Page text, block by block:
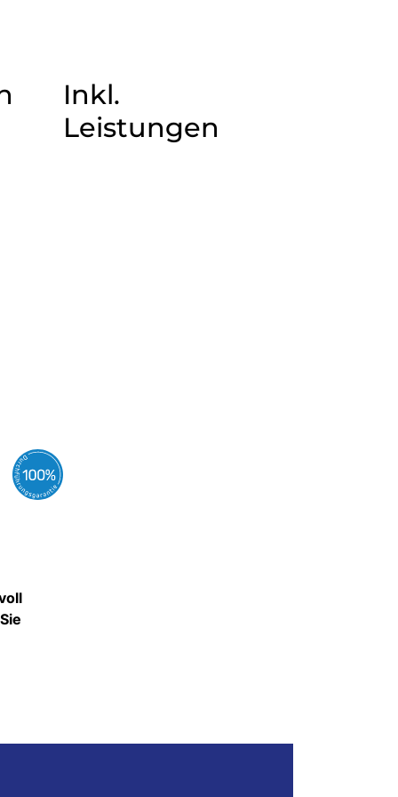
Inkl.
Leistungen